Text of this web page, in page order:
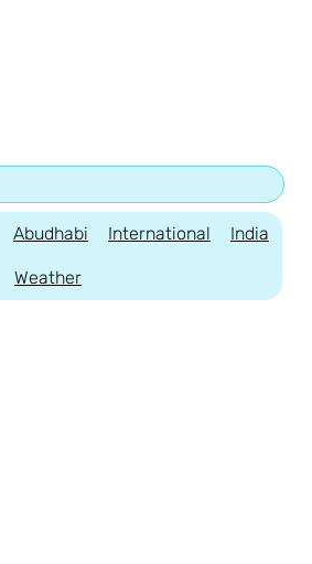
Abudhabi International India
Weather